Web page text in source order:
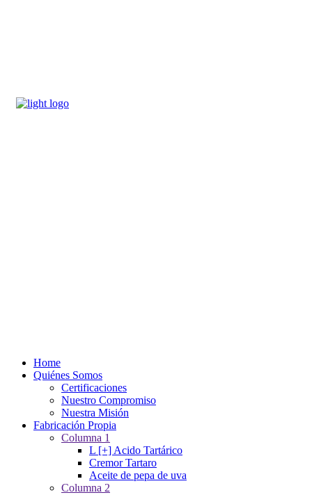
Home
Quiénes Somos
Certificaciones
Nuestro Compromiso
Nuestra Misión
Fabricación Propia
Columna 1
L [+] Acido Tartárico
Cremor Tartaro
Aceite de pepa de uva
Columna 2